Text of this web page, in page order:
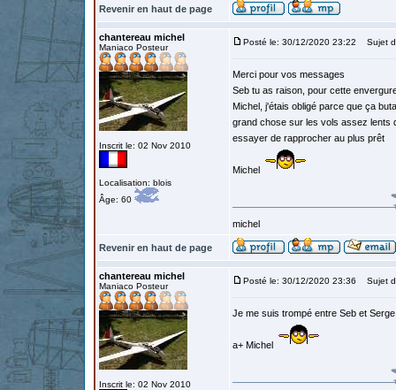
Revenir en haut de page
chantereau michel
Maniaco Posteur
Inscrit le: 02 Nov 2010
Localisation: blois
Âge: 60
Posté le: 30/12/2020 23:22 Sujet
Merci pour vos messages
Seb tu as raison, pour cette
Michel, j'étais obligé parce que ça
grand chose sur les vols assez lents
essayer de rapprocher au plus prêt
Michel
michel
Revenir en haut de page
chantereau michel
Maniaco Posteur
Inscrit le: 02 Nov 2010
Posté le: 30/12/2020 23:36 Sujet
Je me suis trompé entre Seb et
a+ Michel